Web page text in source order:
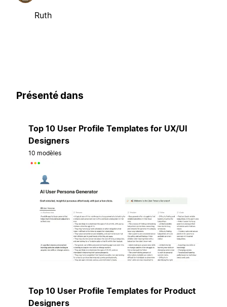
Ruth
Présenté dans
Top 10 User Profile Templates for UX/UI
Designers
10 modèles
Top 10 User Profile Templates for Product
Designers